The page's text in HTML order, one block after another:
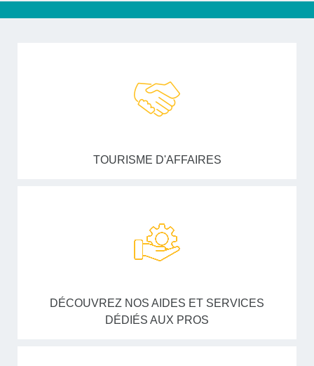
TOURISME D'AFFAIRES
DÉCOUVREZ NOS AIDES ET SERVICES
DÉDIÉS AUX PROS